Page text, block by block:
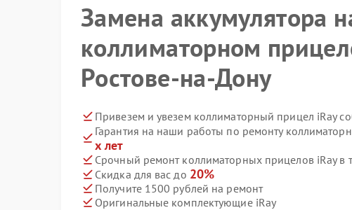
Замена аккумулятора
коллиматорном
Ростове-на-Дону
Привезем и увезем коллиматорный прицел iRay
Гарантия на наши работы по ремонту
х лет
Срочный ремонт коллиматорных прицелов iRay в
Скидка для вас до 20%
Получите 1500 рублей на ремонт
Оригинальные комплектующие iRay